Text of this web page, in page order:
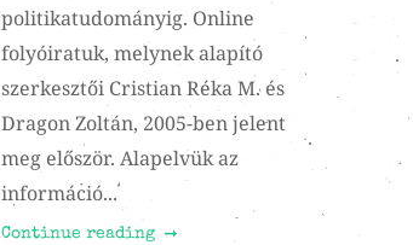
politikatudományig. Online
folyóiratuk, melynek alapító
szerkesztői Cristian Réka M. és
Dragon Zoltán, 2005-ben jelent
meg először. Alapelvük az
információ...
Continue reading